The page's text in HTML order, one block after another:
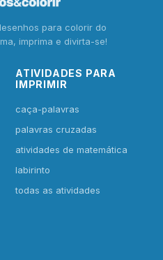
para colorir do
imprima e divirta-se!
ATIVIDADES PARA
IMPRIMIR
caça-palavras
palavras cruzadas
atividades de matemática
labirinto
todas as atividades